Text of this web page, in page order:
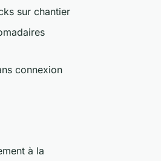
sur chantier
connexion
à la